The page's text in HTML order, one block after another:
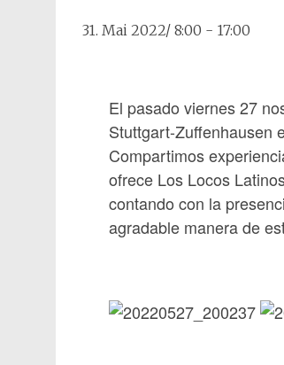
31. Mai 2022/ 8:00 - 17:00
El pasado viernes 27
Stuttgart-Zuffenhausen
Compartimos
ofrece Los Locos
contando con la
agradable manera de